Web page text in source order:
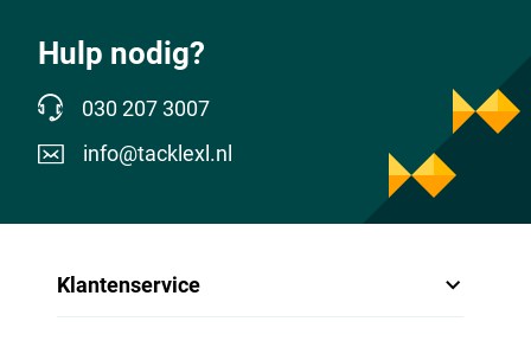
Hulp nodig?
030 207 3007
info@tacklexl.nl
Klantenservice